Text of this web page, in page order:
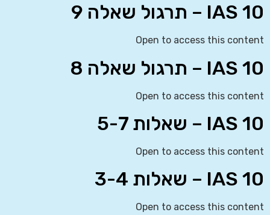
IAS 10 – תרגול שאלה 9
Open to access this content
IAS 10 – תרגול שאלה 8
Open to access this content
IAS 10 – שאלות 5-7
Open to access this content
IAS 10 – שאלות 3-4
Open to access this content